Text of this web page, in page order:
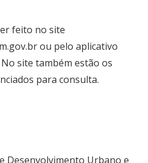
feito no site
ou pelo aplicativo
site também estão os
para consulta.
Desenvolvimento Urbano e